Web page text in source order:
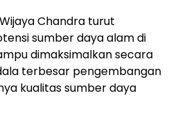
Chandra turut
sumber daya alam di
dimaksimalkan secara
terbesar pengembangan
kualitas sumber daya